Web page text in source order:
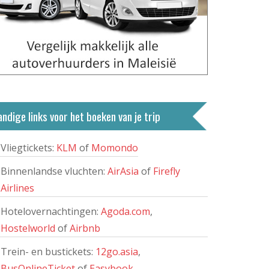
links voor het boeken van je trip
Vliegtickets: KLM of Momondo
Binnenlandse vluchten: AirAsia of Firefly
Airlines
Hotelovernachtingen: Agoda.com,
Hostelworld ofAirbnb
Trein- en bustickets: 12go.asia,